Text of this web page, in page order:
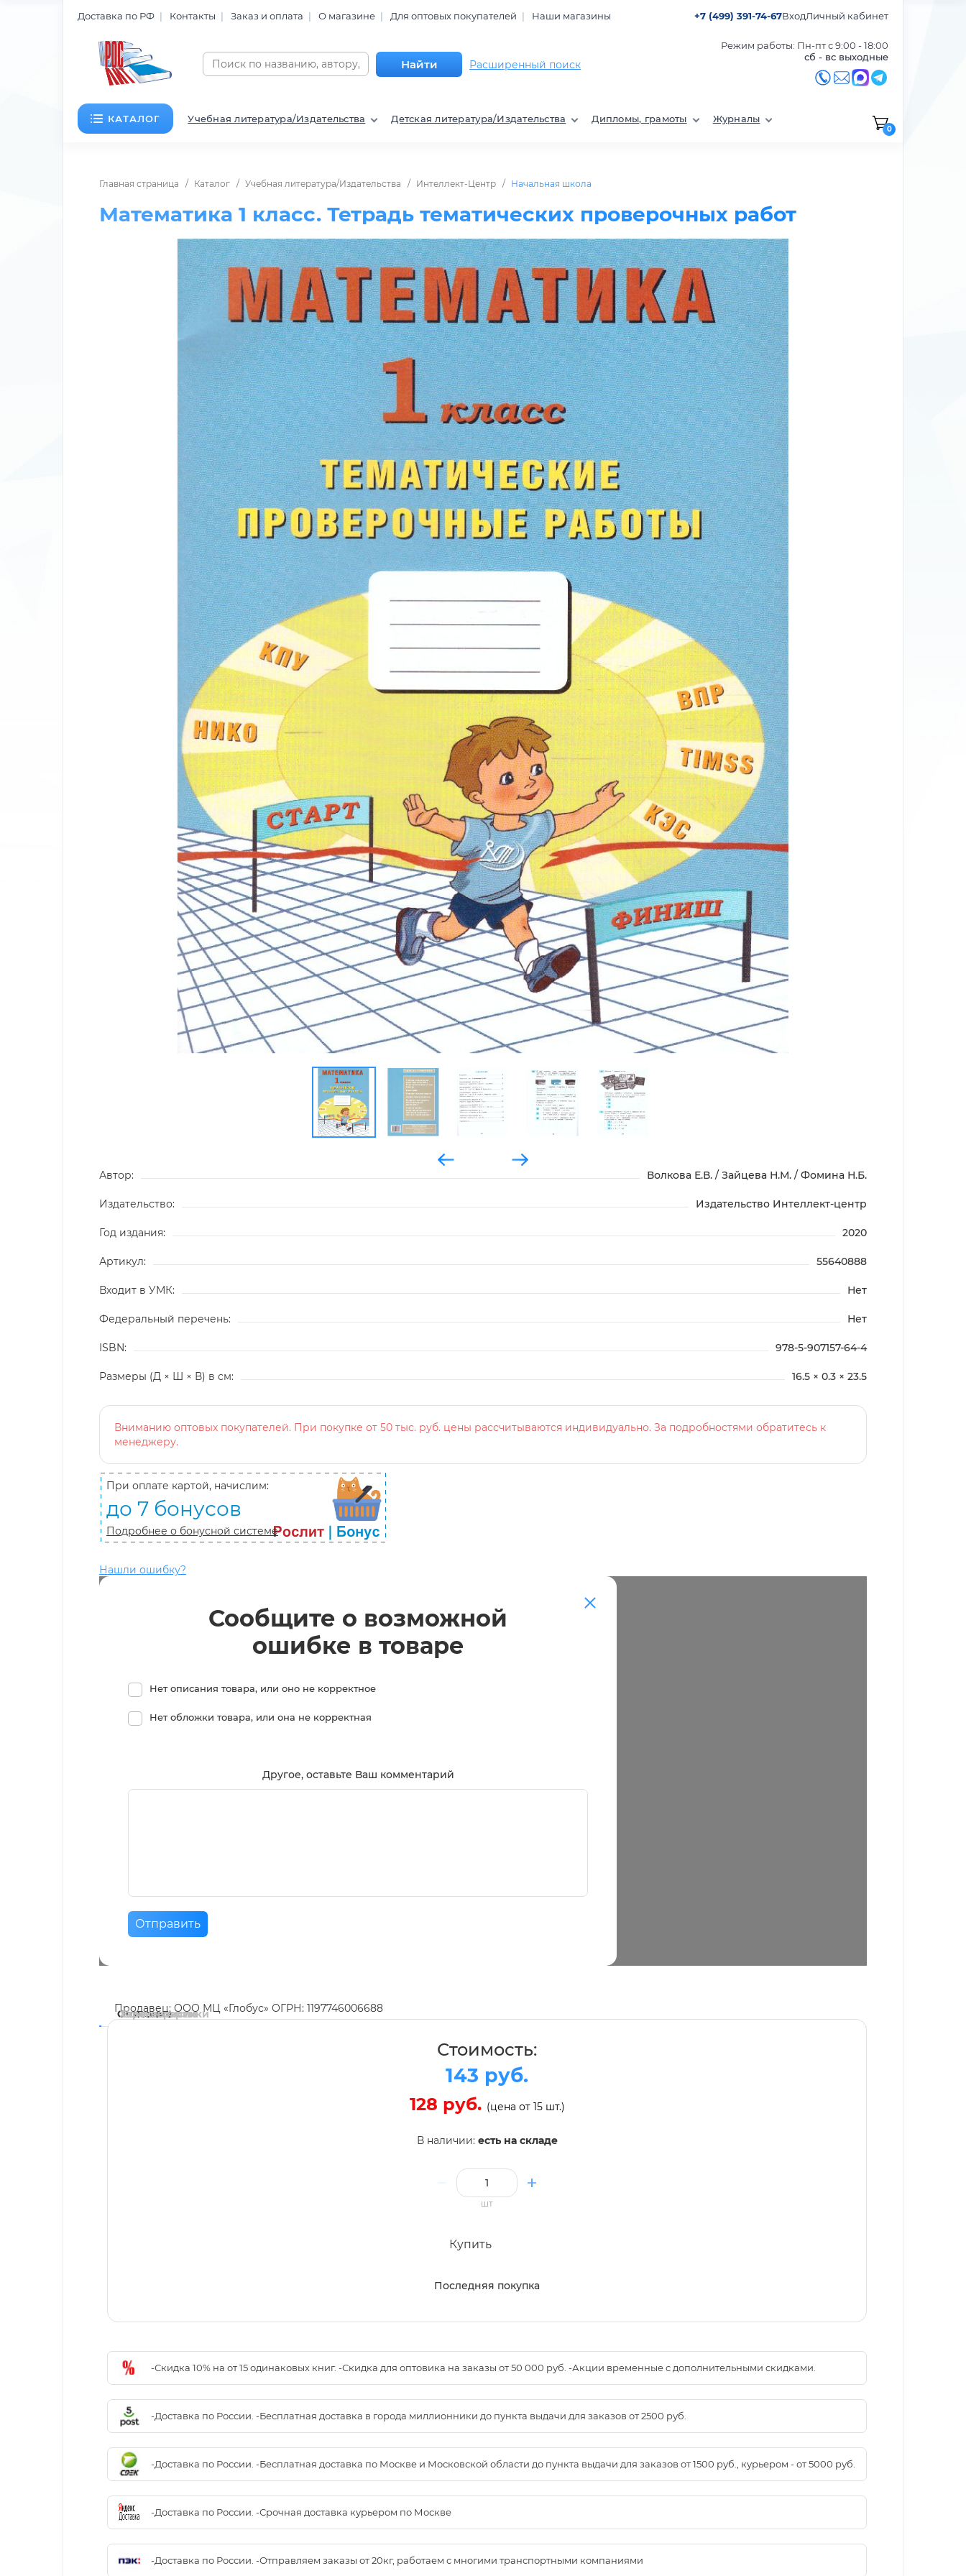
Доставка по РФ Контакты Заказ и оплата О магазине Для оптовых покупателей Наши магазины +7 (499) 391-74-67ВходЛичный кабинет
Найти Расширенный поиск
Режим работы: Пн-пт с 9:00 - 18:00
сб - вс выходные
КАТАЛОГ Учебная литература/Издательства Детская литература/Издательства Дипломы, грамоты Журналы
0
Главная страница Каталог Учебная литература/Издательства Интеллект-Центр Начальная школа
Математика 1 класс. Тетрадь тематических проверочных работ
Автор: Волкова Е.В. / Зайцева Н.М. / Фомина Н.Б.
Издательство: Издательство Интеллект-центр
Год издания: 2020
Артикул: 55640888
Входит в УМК: Нет
Федеральный перечень: Нет
ISBN: 978-5-907157-64-4
Размеры (Д × Ш × В) в см: 16.5 × 0.3 × 23.5
Вниманию оптовых покупателей. При покупке от 50 тыс. руб. цены рассчитываются индивидуально. За подробностями обратитесь к
менеджеру.
При оплате картой, начислим:
до 7 бонусов
Подробнее о бонусной системе
Нашли ошибку?
Сообщите о возможной
ошибке в товаре
Нет описания товара, или оно не корректное
Нет обложки товара, или она не корректная
Другое, оставьте Ваш комментарий
Отправить
Продавец: ООО МЦ «Глобус» ОГРН: 1197746006688
Стоимость:
143 руб.
128 руб. (цена от 15 шт.)
В наличии: есть на складе
шт
Купить
Последняя покупка
-Скидка 10% на от 15 одинаковых книг. -Скидка для оптовика на заказы от 50 000 руб. -Акции временные с дополнительными скидками.
-Доставка по России. -Бесплатная доставка в города миллионники до пункта выдачи для заказов от 2500 руб.
-Доставка по России. -Бесплатная доставка по Москве и Московской области до пункта выдачи для заказов от 1500 руб., курьером - от 5000 руб.
-Доставка по России. -Срочная доставка курьером по Москве
-Доставка по России. -Отправляем заказы от 20кг, работаем с многими транспортными компаниями
Описание
Характеристики
Комментарии